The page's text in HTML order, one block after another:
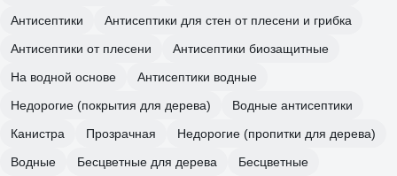
Антисептики
Антисептики для стен от плесени и грибка
Антисептики от плесени
Антисептики биозащитные
На водной основе
Антисептики водные
Недорогие (покрытия для дерева)
Водные антисептики
Канистра
Прозрачная
Недорогие (пропитки для дерева)
Водные
Бесцветные для дерева
Бесцветные